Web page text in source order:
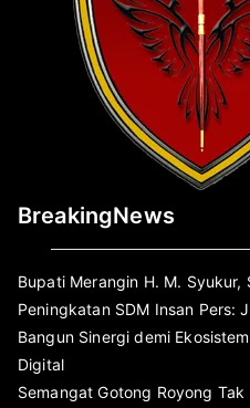
BreakingNews
Bupati Merangin H. M. Syukur,
Peningkatan SDM Insan Pers:
Bangun Sinergi demi
Digital
Semangat Gotong Royong